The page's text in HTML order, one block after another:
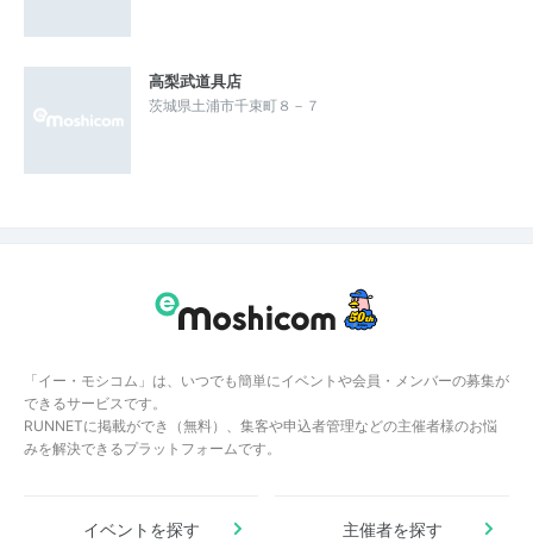
高梨武道具店
茨城県土浦市千束町８－７
「イー・モシコム」は、いつでも簡単にイベントや会員・メンバーの募集が
できるサービスです。
RUNNETに掲載ができ（無料）、集客や申込者管理などの主催者様のお悩
みを解決できるプラットフォームです。
イベントを探す 主催者を探す